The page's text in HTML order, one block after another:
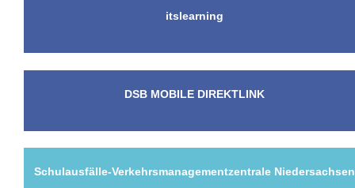
itslearning
DSB MOBILE DIREKTLINK
Schulausfälle-Verkehrsmanagementzentrale Niedersachsen